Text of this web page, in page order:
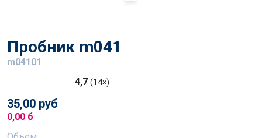
Пробник m041
m04101
4,7 (14×)
35,00 руб
0,00 б